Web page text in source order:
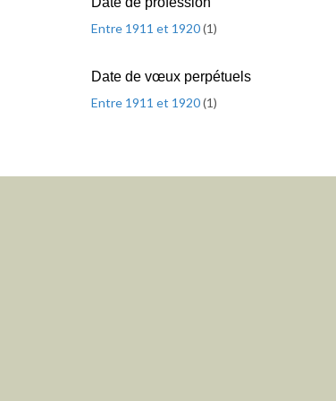
Entre 1911 et 1920(1)
Date de vœux perpétuels
Entre 1911 et 1920(1)